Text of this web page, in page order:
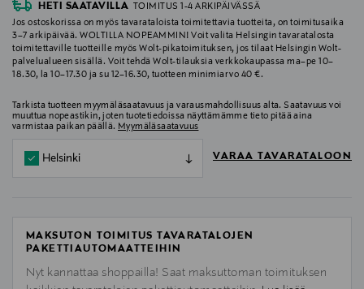
HETI SAATAVILLA
TOIMITUS 1-4 ARKIPÄIVÄSSÄ
Jos ostoskorissa on myös tavarataloista toimitettavia tuotteita, on toimitusaika
3–7 arkipäivää. WOLTILLA NOPEAMMIN! Voit valita Helsingin tavaratalosta
toimitettaville tuotteille myös Wolt-pikatoimituksen, jos tilaat Helsingin Wolt-
palvelualueen sisällä. Voit tehdä Wolt-tilauksia verkkokaupassa ma–pe 10–
18.30, la 10–17.30 ja su 12–16.30, tuotteen minimiarvo 40 €.
Tarkista tuotteen myymäläsaatavuus ja varausmahdollisuus alta. Saatavuus voi
muuttua nopeastikin, joten tuotetiedoissa näyttämämme tieto pitää aina
varmistaa paikan päällä. Myymäläsaatavuus
Helsinki VARAA TAVARATALOON
MAKSUTON TOIMITUS TAVARATALOJEN
PAKETTIAUTOMAATTEIHIN
Nyt kannattaa shoppailla! Saat maksuttoman toimituksen